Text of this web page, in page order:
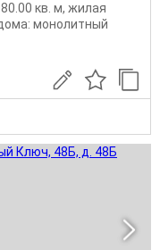
кв. м, жилая
монолитный